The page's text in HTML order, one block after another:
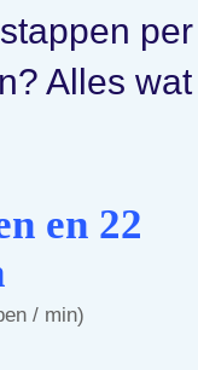
per
Alles wat
en 22
/ min)